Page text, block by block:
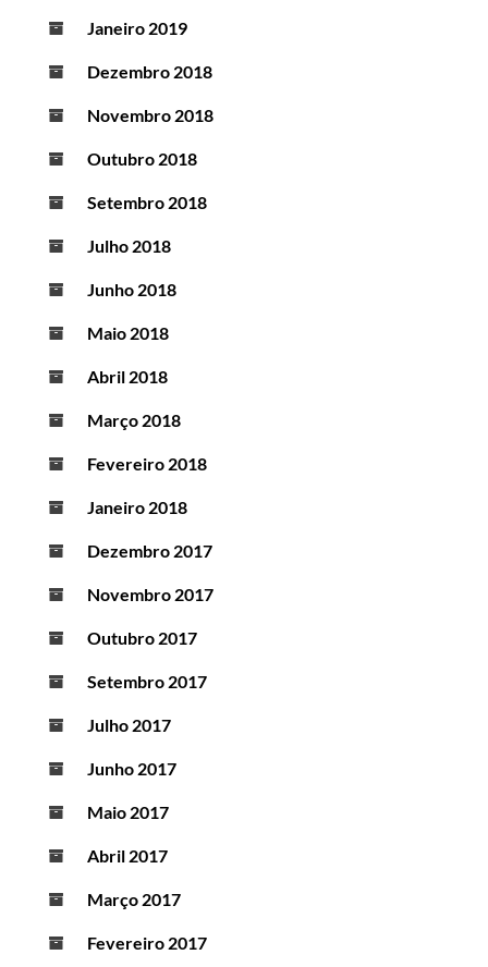
Janeiro 2019
Dezembro 2018
Novembro 2018
Outubro 2018
Setembro 2018
Julho 2018
Junho 2018
Maio 2018
Abril 2018
Março 2018
Fevereiro 2018
Janeiro 2018
Dezembro 2017
Novembro 2017
Outubro 2017
Setembro 2017
Julho 2017
Junho 2017
Maio 2017
Abril 2017
Março 2017
Fevereiro 2017